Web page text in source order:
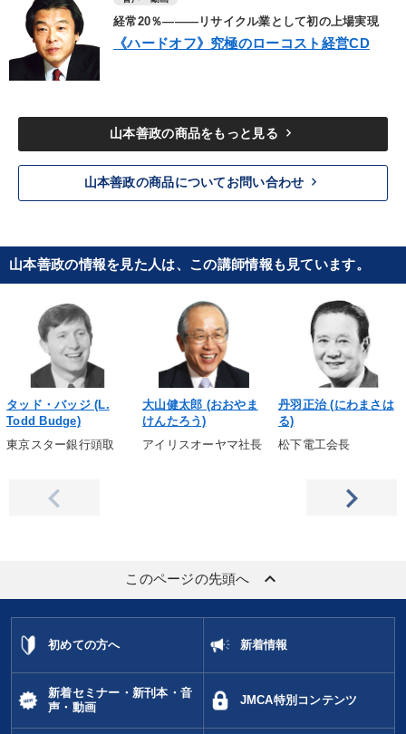
経常20％―――リサイクル業として初の上場実現
《ハードオフ》究極のローコスト経営CD
山本善政の商品をもっと見る keyboard_arrow_right
山本善政の商品についてお問い合わせ keyboard_arrow_right
山本善政の情報を見た人は、この講師情報も見ています。
タッド・バッジ (L.
Todd Budge)
東京スター銀行頭取
大山健太郎 (おおやま
けんたろう)
アイリスオーヤマ社長
丹羽正治 (にわまさは
る)
松下電工会長
このページの先頭へ keyboard_arrow_up
初めての方へ 新着情報
新着セミナー・新刊本・音
声・動画
JMCA特別コンテンツ